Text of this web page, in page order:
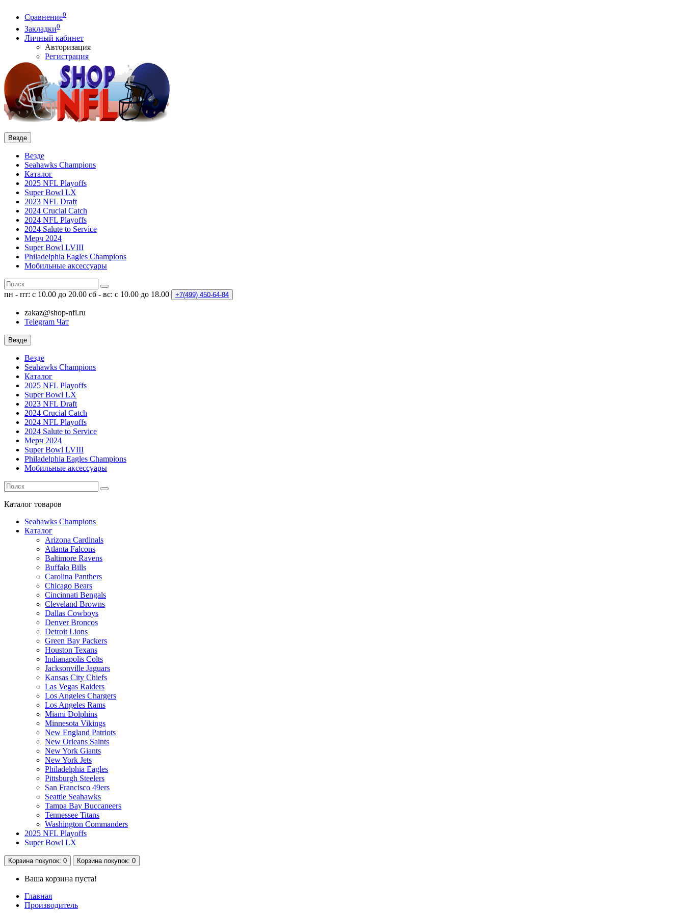
Сравнение0
Закладки0
Личный кабинет
Авторизация
Регистрация
Везде
Везде
Seahawks Champions
Каталог
2025 NFL Playoffs
Super Bowl LX
2023 NFL Draft
2024 Crucial Catch
2024 NFL Playoffs
2024 Salute to Service
Мерч 2024
Super Bowl LVIII
Philadelphia Eagles Champions
Мобильные аксессуары
пн - пт: с 10.00 до 20.00 сб - вс: с 10.00 до 18.00 +7(499) 450-64-84
zakaz@shop-nfl.ru
Telegram Чат
Везде
Везде
Seahawks Champions
Каталог
2025 NFL Playoffs
Super Bowl LX
2023 NFL Draft
2024 Crucial Catch
2024 NFL Playoffs
2024 Salute to Service
Мерч 2024
Super Bowl LVIII
Philadelphia Eagles Champions
Мобильные аксессуары
Каталог товаров
Seahawks Champions
Каталог
Arizona Cardinals
Atlanta Falcons
Baltimore Ravens
Buffalo Bills
Carolina Panthers
Chicago Bears
Cincinnati Bengals
Cleveland Browns
Dallas Cowboys
Denver Broncos
Detroit Lions
Green Bay Packers
Houston Texans
Indianapolis Colts
Jacksonville Jaguars
Kansas City Chiefs
Las Vegas Raiders
Los Angeles Chargers
Los Angeles Rams
Miami Dolphins
Minnesota Vikings
New England Patriots
New Orleans Saints
New York Giants
New York Jets
Philadelphia Eagles
Pittsburgh Steelers
San Francisco 49ers
Seattle Seahawks
Tampa Bay Buccaneers
Tennessee Titans
Washington Commanders
2025 NFL Playoffs
Super Bowl LX
Корзина покупок: 0 Корзина покупок: 0
Ваша корзина пуста!
Главная
Производитель